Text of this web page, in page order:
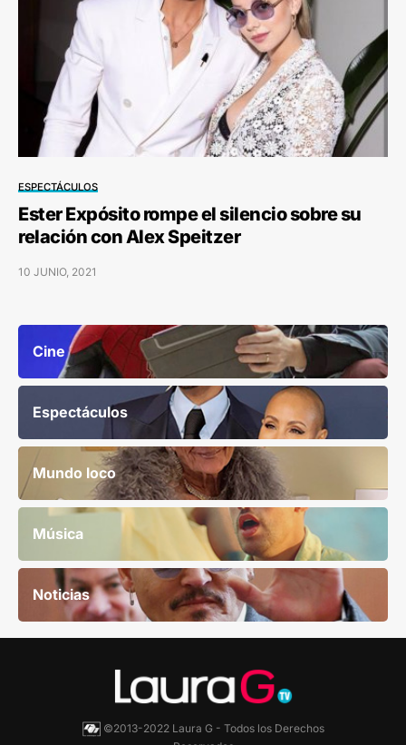
ESPECTÁCULOS
Ester Expósito rompe el silencio sobre su
relación con Alex Speitzer
10 JUNIO, 2021
Cine
Espectáculos
Mundo loco
Música
Noticias
©2013-2022 Laura G - Todos los Derechos